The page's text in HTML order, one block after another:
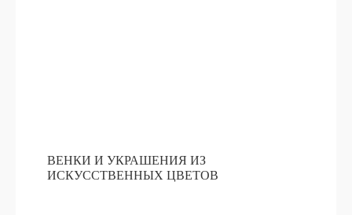
ВЕНКИ И УКРАШЕНИЯ ИЗ
ИСКУССТВЕННЫХ ЦВЕТОВ